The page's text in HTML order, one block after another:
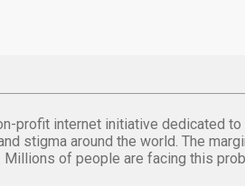
profit internet initiative dedicated
stigma around the world. The
Millions of people are facing this